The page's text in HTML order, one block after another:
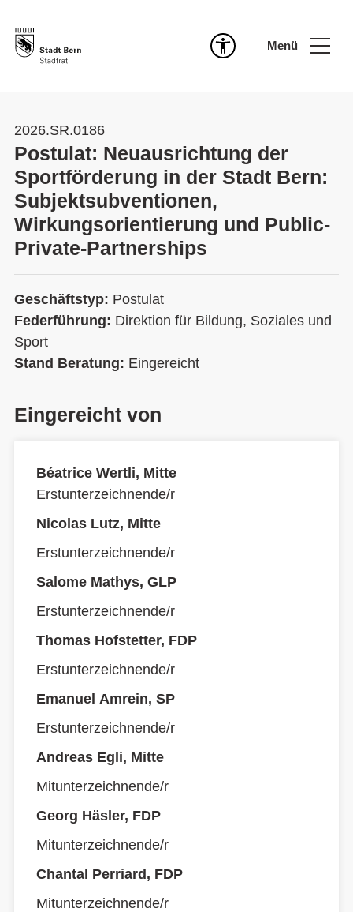
Menü
2026.SR.0186
Postulat: Neuausrichtung der
Sportförderung in der Stadt Bern:
Subjektsubventionen,
Wirkungsorientierung und Public-
Private-Partnerships
Geschäftstyp: Postulat
Federführung: Direktion für Bildung, Soziales und
Sport
Stand Beratung: Eingereicht
Eingereicht von
Béatrice Wertli, Mitte
Erstunterzeichnende/r
Nicolas Lutz, Mitte
Erstunterzeichnende/r
Salome Mathys, GLP
Erstunterzeichnende/r
Thomas Hofstetter, FDP
Erstunterzeichnende/r
Emanuel Amrein, SP
Erstunterzeichnende/r
Andreas Egli, Mitte
Mitunterzeichnende/r
Georg Häsler, FDP
Mitunterzeichnende/r
Chantal Perriard, FDP
Mitunterzeichnende/r